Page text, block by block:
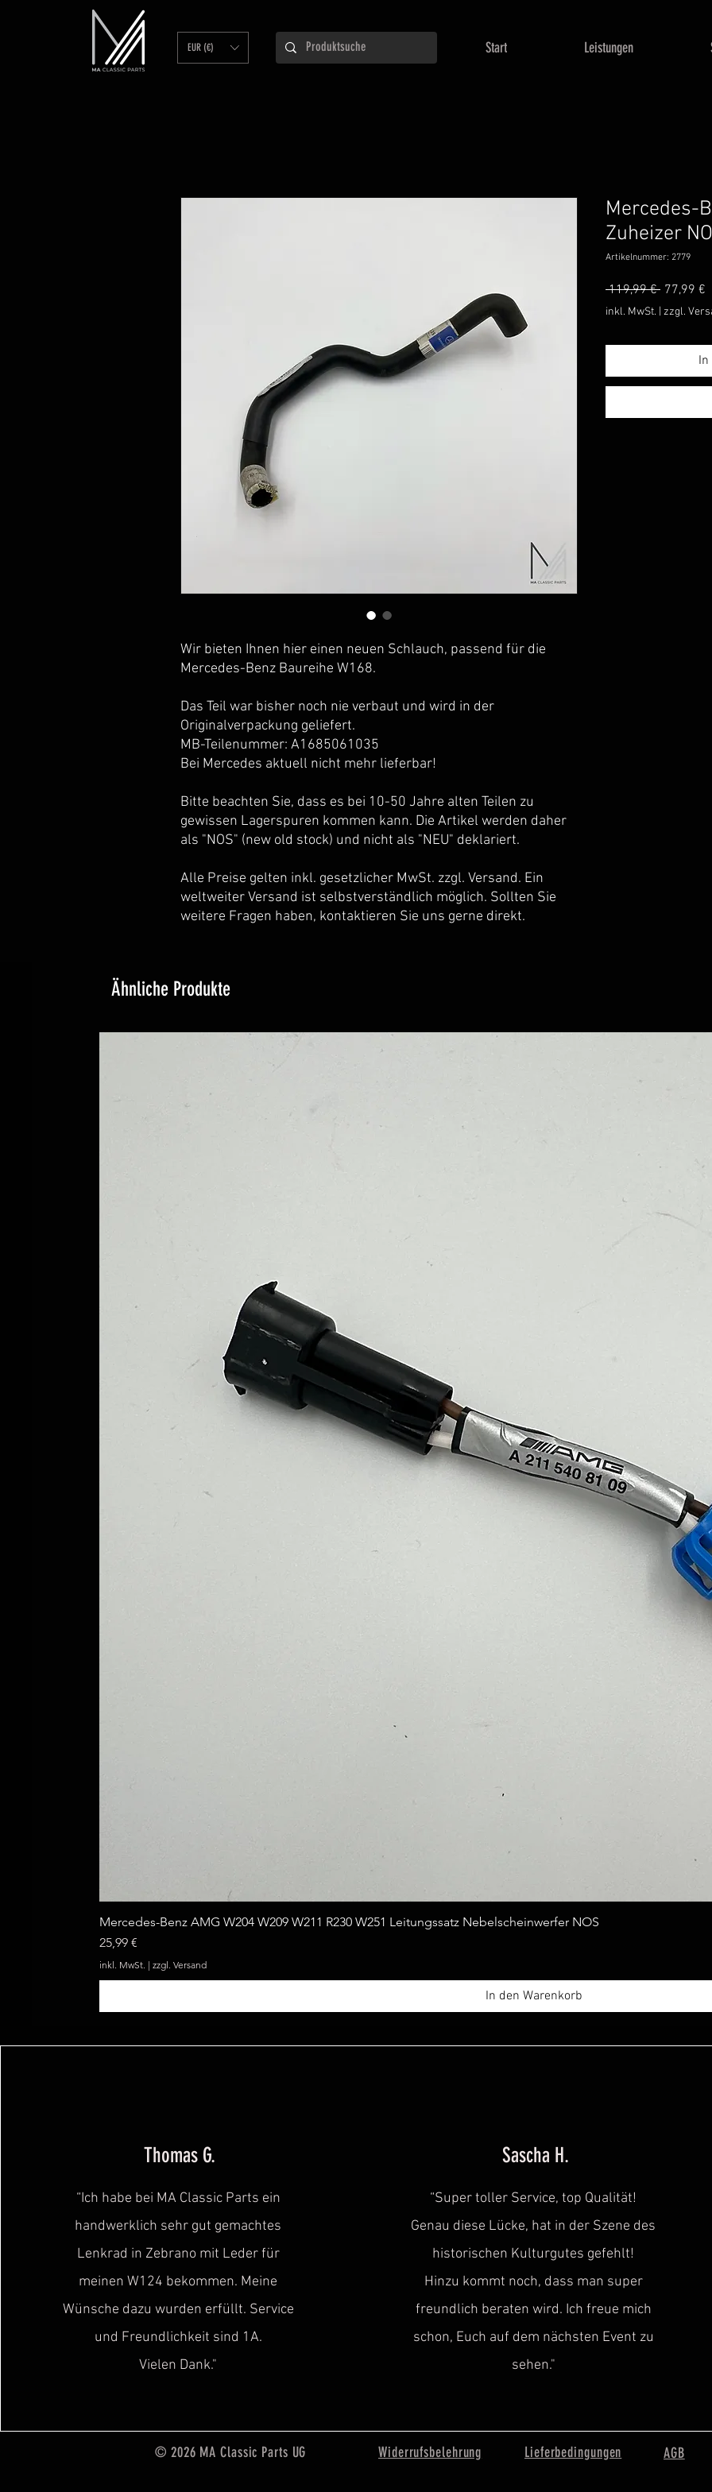
EUR (€) Start Leistungen
Wir bieten Ihnen hier einen neuen Schlauch, passend für die
Mercedes-Benz Baureihe W168.
Das Teil war bisher noch nie verbaut und wird in der
Originalverpackung geliefert.
MB-Teilenummer: A1685061035
Bei Mercedes aktuell nicht mehr lieferbar!
Bitte beachten Sie, dass es bei 10-50 Jahre alten Teilen zu
gewissen Lagerspuren kommen kann. Die Artikel werden daher
als "NOS" (new old stock) und nicht als "NEU" deklariert.
Alle Preise gelten inkl. gesetzlicher MwSt. zzgl. Versand. Ein
weltweiter Versand ist selbstverständlich möglich. Sollten Sie
weitere Fragen haben, kontaktieren Sie uns gerne direkt.
Mercedes-
Zuheizer
Artikelnummer: 2779
119,99 € 77,99 €
inkl. MwSt. zzgl.
In
Ähnliche Produkte
Schnellansicht
Mercedes-Benz AMG W204 W209 W211 R230 W251 Leitungssatz Nebelscheinwerfer NOS
Preis
25,99 €
inkl. MwSt. | zzgl. Versand
In den Warenkorb
Thomas G.
“Ich habe bei MA Classic Parts ein
handwerklich sehr gut gemachtes
Lenkrad in Zebrano mit Leder für
meinen W124 bekommen. Meine
Wünsche dazu wurden erfüllt. Service
und Freundlichkeit sind 1A.
Vielen Dank."
Sascha H.
“Super toller Service, top Qualität!
Genau diese Lücke, hat in der Szene des
historischen Kulturgutes gefehlt!
Hinzu kommt noch, dass man super
freundlich beraten wird. Ich freue mich
schon, Euch auf dem nächsten Event zu
sehen."
© 2026 MA Classic Parts UG Widerrufsbelehrung Lieferbedingungen AGB